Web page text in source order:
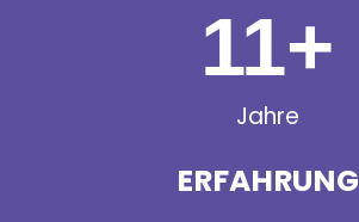
Jahre
ERFAHRUNG
11+